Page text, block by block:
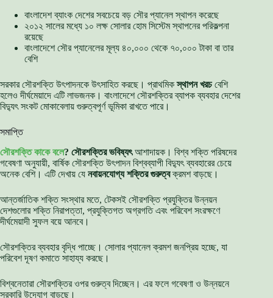
বাংলাদেশ ব্যাংক দেশের সবচেয়ে বড় সৌর প্যানেল স্থাপন করেছে
২০১২ সালের মধ্যে ১০ লক্ষ সোলার হোম সিস্টেম স্থাপনের পরিকল্পনা
রয়েছে
বাংলাদেশে সৌর প্যানেলের মূল্য ৪০,০০০ থেকে ৭০,০০০ টাকা বা তার
বেশি
সরকার সৌরশক্তি উৎপাদনকে উৎসাহিত করছে। প্রাথমিকস্থাপন খরচবেশি
হলেও দীর্ঘমেয়াদে এটি লাভজনক। বাংলাদেশে সৌরশক্তির ব্যাপক ব্যবহার দেশের
বিদ্যুৎ সংকট মোকাবেলায় গুরুত্বপূর্ণ ভূমিকা রাখতে পারে।
সমাপ্তি
সৌরশক্তি কাকে বলে? সৌরশক্তির ভবিষ্যৎআশাদায়ক। বিশ্ব শক্তি পরিষদের
গবেষণা অনুযায়ী, বার্ষিক সৌরশক্তি উৎপাদন বিশ্বব্যাপী বিদ্যুৎ ব্যবহারের চেয়ে
অনেক বেশি। এটি দেখায় যে নবায়নযোগ্য শক্তির গুরুত্বক্রমশ বাড়ছে।
আন্তর্জাতিক শক্তি সংস্থার মতে, টেকসই সৌরশক্তি প্রযুক্তির উন্নয়ন
দেশগুলোর শক্তি নিরাপত্তা, প্রযুক্তিগত অগ্রগতি এবং পরিবেশ সংরক্ষণে
দীর্ঘমেয়াদী সুফল বয়ে আনবে।
সৌরশক্তির ব্যবহার বৃদ্ধি পাচ্ছে। সোলার প্যানেল ক্রমশ জনপ্রিয় হচ্ছে, যা
পরিবেশ দূষণ কমাতে সাহায্য করছে।
বিশ্বনেতারা সৌরশক্তির ওপর গুরুত্ব দিচ্ছেন। এর ফলে গবেষণা ও উন্নয়নে
সরকারি উদ্যোগ বাড়ছে।